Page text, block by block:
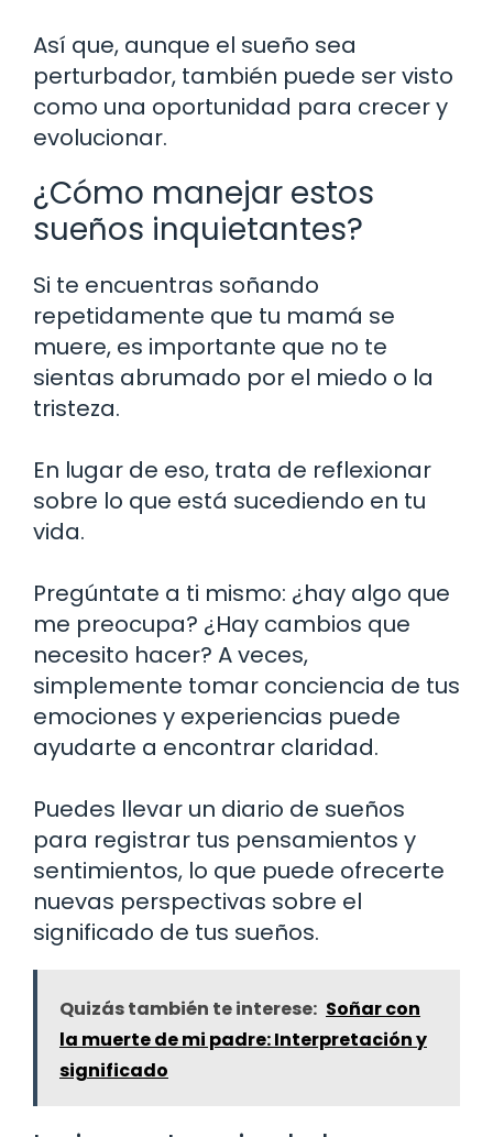
Así que, aunque el sueño sea
perturbador, también puede ser visto
como una oportunidad para crecer y
evolucionar.
¿Cómo manejar estos
sueños inquietantes?
Si te encuentras soñando
repetidamente que tu mamá se
muere, es importante que no te
sientas abrumado por el miedo o la
tristeza.
En lugar de eso, trata de reflexionar
sobre lo que está sucediendo en tu
vida.
Pregúntate a ti mismo: ¿hay algo que
me preocupa? ¿Hay cambios que
necesito hacer? A veces,
simplemente tomar conciencia de tus
emociones y experiencias puede
ayudarte a encontrar claridad.
Puedes llevar un diario de sueños
para registrar tus pensamientos y
sentimientos, lo que puede ofrecerte
nuevas perspectivas sobre el
significado de tus sueños.
Quizás también te interese: Soñar con
la muerte de mi padre: Interpretación y
significado